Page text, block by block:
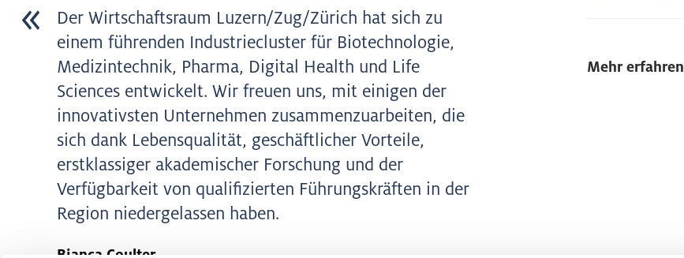
Der Wirtschaftsraum Luzern/Zug/Zürich hat sich zu
einem führenden Industriecluster für Biotechnologie,
Medizintechnik, Pharma, Digital Health und Life
Sciences entwickelt. Wir freuen uns, mit einigen der
innovativsten Unternehmen zusammenzuarbeiten, die
sich dank Lebensqualität, geschäftlicher Vorteile,
erstklassiger akademischer Forschung und der
Verfügbarkeit von qualifizierten Führungskräften in der
Region niedergelassen haben.
Bianca Coulter
Mehr erfahren